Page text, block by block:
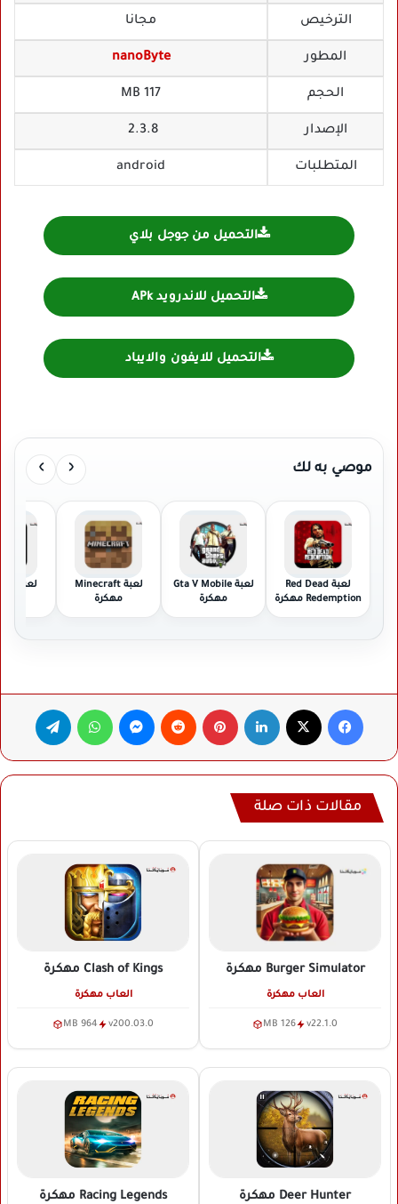
الترخيص مجانا
المطور nanoByte
الحجم 117 MB
الإصدار 2.3.8
المتطلبات android
التحميل من جوجل بلاي
التحميل للاندرويد APk
التحميل للايفون والايباد
موصي به لك ‹
›
لعبة Red Dead
Redemption مهكرة
لعبة Gta V Mobile
مهكرة
لعبة Minecraft
مهكرة
فيسبوك لينكدإن بينتيريست ماسنجر واتساب
مقالات ذات صلة
Burger Simulator مهكرة
العاب مهكرة
v22.1.0
126 MB
Clash of Kings مهكرة
العاب مهكرة
v200.03.0
964 MB
Deer Hunter مهكرة Racing Legends مهكرة